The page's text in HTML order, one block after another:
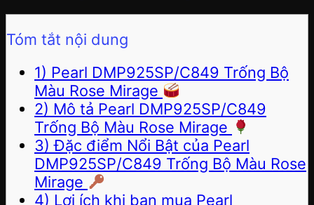
Tóm tắt nội dung
1) Pearl DMP925SP/C849 Trống Bộ
Màu Rose Mirage
2) Mô tả Pearl DMP925SP/C849
Trống Bộ Màu Rose Mirage
3) Đặc điểm Nổi Bật của Pearl
DMP925SP/C849 Trống Bộ Màu Rose
Mirage
4) Lợi ích khi bạn mua Pearl